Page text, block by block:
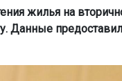
жилья на
Данные